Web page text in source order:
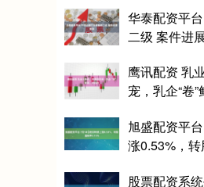
华泰配资平
二级 案件进
鹰讯配资 乳
宠，乳企“卷
旭盛配资平
涨0.53%，
股票配资系